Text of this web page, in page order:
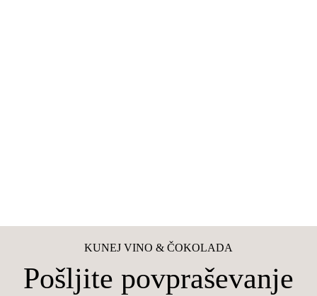
KUNEJ VINO & ČOKOLADA
Pošljite povpraševanje